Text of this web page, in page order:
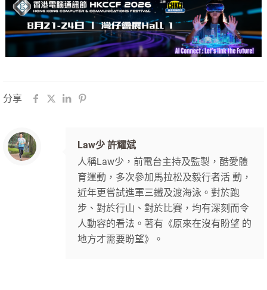
分享
Law少 許耀斌
人稱Law少，前電台主持及監製，酷愛體
育運動，多次參加馬拉松及毅行者活 動，
近年更嘗試進軍三鐵及渡海泳。對於跑
步、對於行山、對於比賽，均有深刻而令
人動容的看法。著有《原來在沒有盼望 的
地方才需要盼望》。